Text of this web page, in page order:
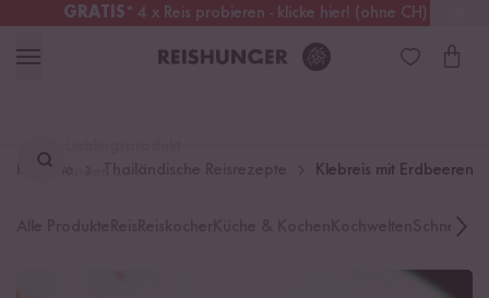
GRATIS* 4 x Reis probieren - klicke hier! (ohne CH)
Deutschland Kostenloser Versand
finden ...
Rezepte Klebreis mit Erdbeeren
Schnelle